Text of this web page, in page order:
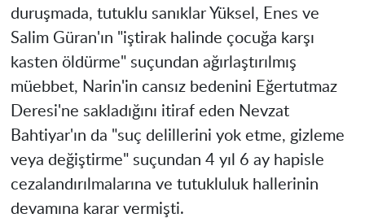
duruşmada, tutuklu sanıklar Yüksel, Enes ve
Salim Güran'ın "iştirak halinde çocuğa karşı
kasten öldürme" suçundan ağırlaştırılmış
müebbet, Narin'in cansız bedenini Eğertutmaz
Deresi'ne sakladığını itiraf eden Nevzat
Bahtiyar'ın da "suç delillerini yok etme, gizleme
veya değiştirme" suçundan 4 yıl 6 ay hapisle
cezalandırılmalarına ve tutukluluk hallerinin
devamına karar vermişti.